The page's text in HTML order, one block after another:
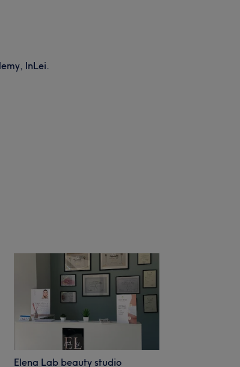
InLei.
Elena Lab beauty studio